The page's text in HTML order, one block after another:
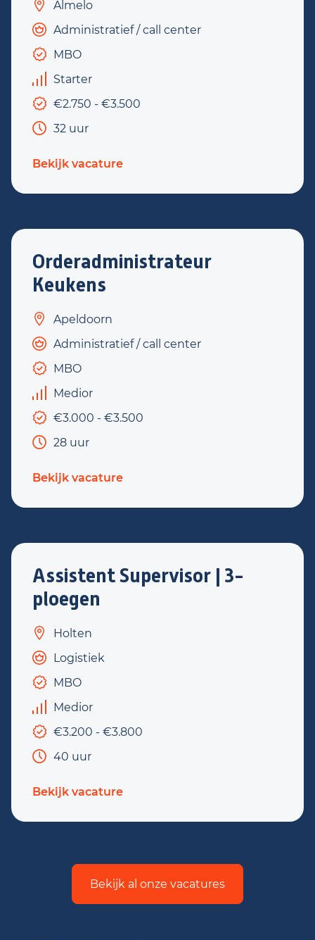
Almelo
Administratief / call center
MBO
Starter
€2.750 - €3.500
32 uur
Bekijk vacature
Orderadministrateur
Keukens
Apeldoorn
Administratief / call center
MBO
Medior
€3.000 - €3.500
28 uur
Bekijk vacature
Assistent Supervisor | 3-
ploegen
Holten
Logistiek
MBO
Medior
€3.200 - €3.800
40 uur
Bekijk vacature
Bekijk al onze vacatures